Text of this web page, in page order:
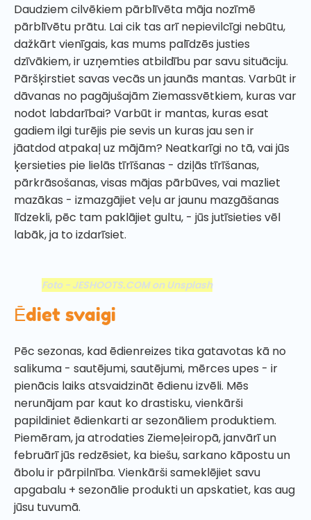
Daudziem cilvēkiem pārblīvēta māja nozīmē
pārblīvētu prātu. Lai cik tas arī nepievilcīgi nebūtu,
dažkārt vienīgais, kas mums palīdzēs justies
dzīvākiem, ir uzņemties atbildību par savu situāciju.
Pāršķirstiet savas vecās un jaunās mantas. Varbūt ir
dāvanas no pagājušajām Ziemassvētkiem, kuras var
nodot labdarībai? Varbūt ir mantas, kuras esat
gadiem ilgi turējis pie sevis un kuras jau sen ir
jāatdod atpakaļ uz mājām? Neatkarīgi no tā, vai jūs
ķersieties pie lielās tīrīšanas - dziļās tīrīšanas,
pārkrāsošanas, visas mājas pārbūves, vai mazliet
mazākas - izmazgājiet veļu ar jaunu mazgāšanas
līdzekli, pēc tam paklājiet gultu, - jūs jutīsieties vēl
labāk, ja to izdarīsiet.
Foto - JESHOOTS.COM on Unsplash
Ēdiet svaigi
Pēc sezonas, kad ēdienreizes tika gatavotas kā no
salikuma - sautējumi, sautējumi, mērces upes - ir
pienācis laiks atsvaidzināt ēdienu izvēli. Mēs
nerunājam par kaut ko drastisku, vienkārši
papildiniet ēdienkarti ar sezonāliem produktiem.
Piemēram, ja atrodaties Ziemeļeiropā, janvārī un
februārī jūs redzēsiet, ka biešu, sarkano kāpostu un
ābolu ir pārpilnība. Vienkārši sameklējiet savu
apgabalu + sezonālie produkti un apskatiet, kas aug
jūsu tuvumā.